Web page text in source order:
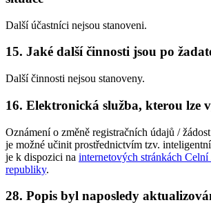
Další účastníci nejsou stanoveni.
15. Jaké další činnosti jsou po
Další činnosti nejsou stanoveny.
16. Elektronická služba, kterou lze
Oznámení o změně registračních údajů /
je možné učinit prostřednictvím tzv.
je k dispozici na internetových stránkách Celní
republiky.
28. Popis byl naposledy